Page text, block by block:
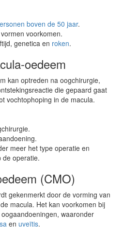
boven de 50 jaar.
voorkomen.
genetica en roken.
oedeem
kan optreden na oogchirurgie,
die gepaard gaat
vochtophoping in de macula.
meer het type operatie en
de operatie.
(CMO)
gekenmerkt door de vorming van
macula. Het kan voorkomen bij
waaronder
en uveïtis.